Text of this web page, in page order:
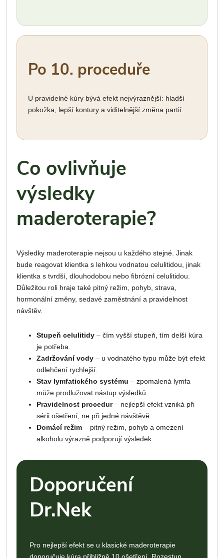
Po 10. proceduře
U pravidelné kúry bývá efekt nejvýraznější: hladší
pokožka, lepší kontury a viditelnější změna partií.
Co ovlivňuje
výsledky
maderoterapie?
Výsledky maderoterapie nejsou u každého stejné. Jinak
bude reagovat klientka s lehkou vodnatou celulitidou, jinak
klientka s tvrdší, dlouhodobou nebo fibrózní celulitidou.
Důležitou roli hraje také pitný režim, pohyb, strava,
hormonální změny, sedavé zaměstnání a pravidelnost
návštěv.
Stupeň celulitidy – čím vyšší stupeň, tím delší kúra
je potřeba.
Zadržování vody – u vodnatého typu může být efekt
odlehčení rychlejší.
Stav lymfatického systému – zpomalená lymfa
může prodlužovat nástup výsledků.
Pravidelnost procedur– nejlepší efekt vzniká při
sérii ošetření, ne při jedné návštěvě.
Domácí režim – pitný režim, pohyb a omezení
alkoholu výrazně podporují výsledek.
Doporučení
Dr.Nek
Pro nejlepší efekt se u klasické maderoterapie
doporučuje kúra přibližně 10 ošetření. Rozestup